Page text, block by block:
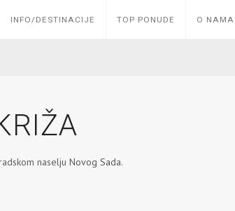
INFO/DESTINACIJE TOP PONUDE O NAMA
naselju Novog Sada.